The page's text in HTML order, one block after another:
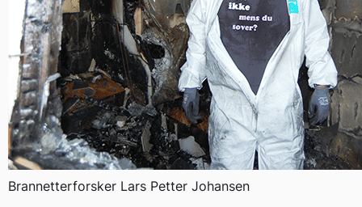
Brannetterforsker Lars Petter Johansen